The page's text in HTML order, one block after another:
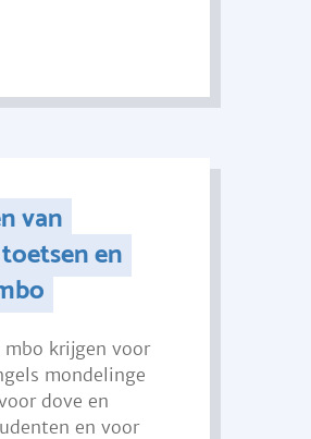
van
en
krijgen voor
mondelinge
dove en
en voor